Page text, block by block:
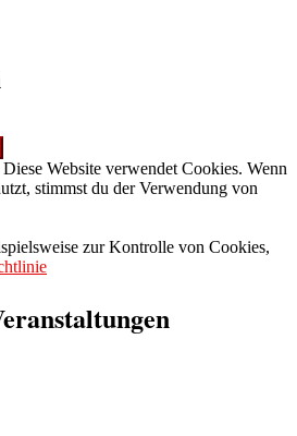
Website verwendet Cookies. Wenn
stimmst du der Verwendung von
zur Kontrolle von Cookies,